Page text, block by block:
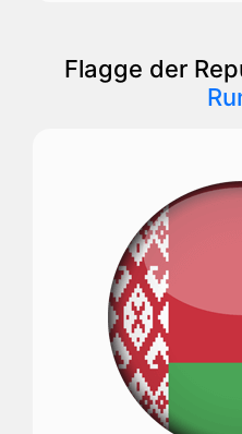
Flagge der